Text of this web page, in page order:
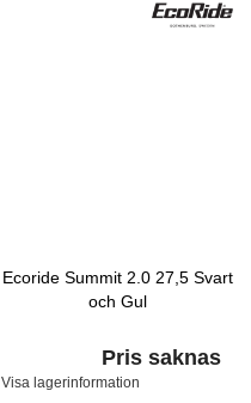
Ecoride Summit 2.0 27,5 Svart
och Gul
Pris saknas
Visa lagerinformation